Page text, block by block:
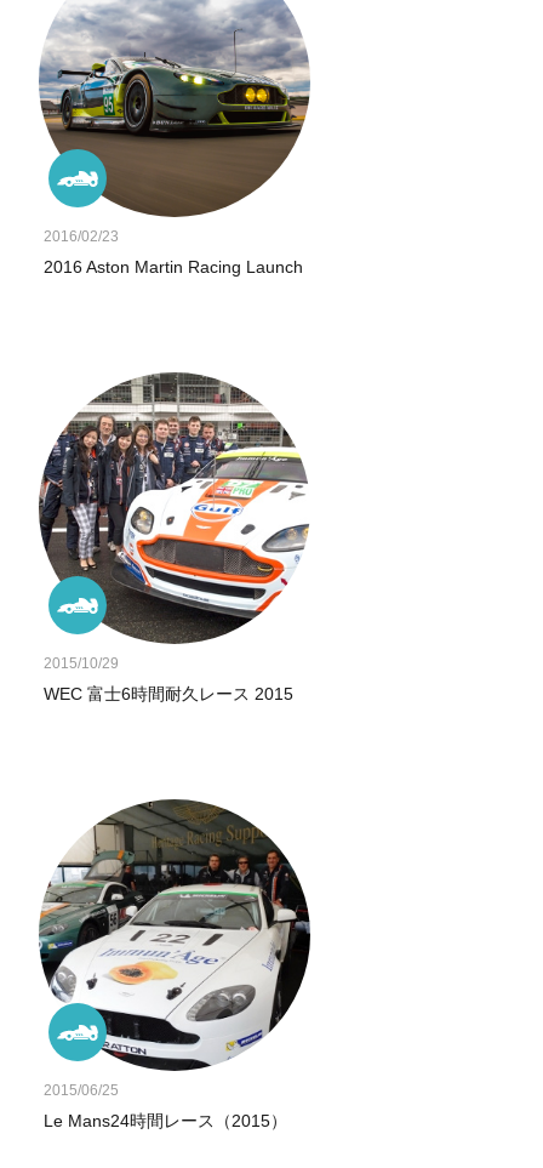
2016/02/23
2016 Aston Martin Racing Launch
2015/10/29
WEC 富士6時間耐久レース 2015
2015/06/25
Le Mans24時間レース（2015）